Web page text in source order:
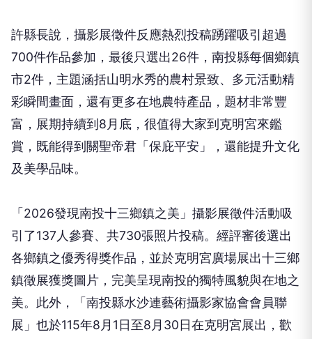
許縣長說，攝影展徵件反應熱烈投稿踴躍吸引超過
700件作品參加，最後只選出26件，南投縣每個鄉鎮
市2件，主題涵括山明水秀的農村景致、多元活動精
彩瞬間畫面，還有更多在地農特產品，題材非常豐
富，展期持續到 8 月底，很值得大家到克明宮來鑑
賞，既能得到關聖帝君「保庇平安」，還能提升文化
及美學品味。
「 2026發現南投十三鄉鎮之美」攝影展徵件活動吸
引了137 人參賽、共730張照片投稿。經評審後選出
各鄉鎮之優秀得獎作品，並於克明宮廣場展出十三鄉
鎮徵展獲獎圖片，完美呈現南投的獨特風貌與在地之
美。此外，「南投縣水沙連藝術攝影家協會會員聯
展」也於115年8 月 1 日至8 月 30日在克明宮展出，歡